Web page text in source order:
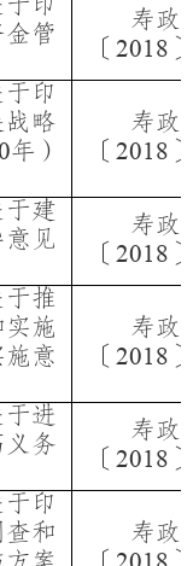
管
寿政
〔 2018 〕
印
略
年）
寿政
〔 2018 〕
建
见
寿政
〔 2018 〕
推
施
意
寿政
〔 2018 〕
进
务
寿政
〔 2018 〕
印
和
寿政